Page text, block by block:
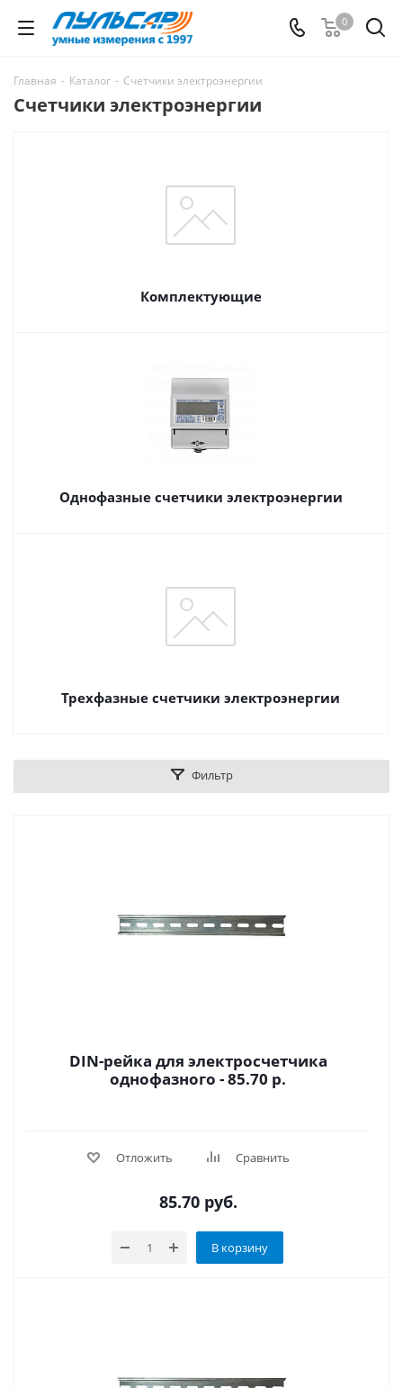
0
Главная - Каталог - Счетчики электроэнергии
Счетчики электроэнергии
Комплектующие
Однофазные счетчики электроэнергии
Трехфазные счетчики электроэнергии
Фильтр
DIN-рейка для электросчетчика
однофазного - 85.70 р.
Отложить Сравнить
85.70 руб.
В корзину